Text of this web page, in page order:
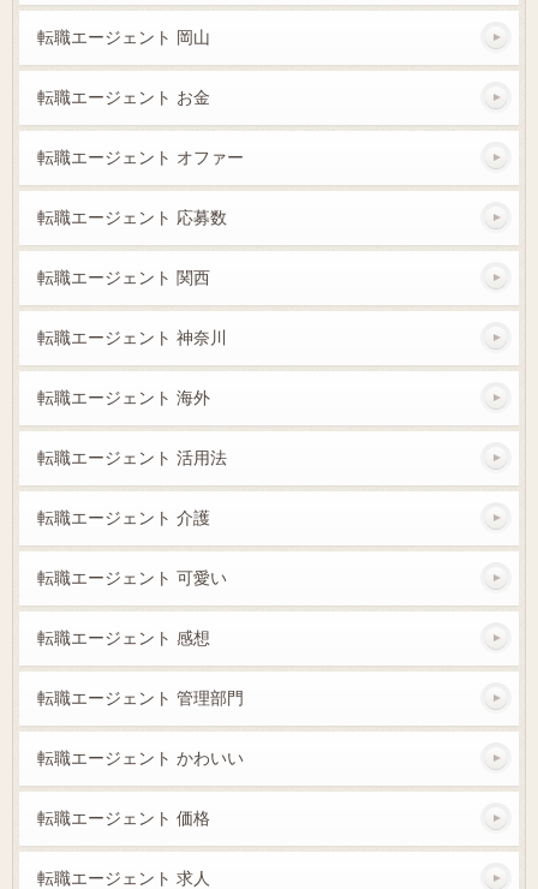
転職エージェント 岡山
転職エージェント お金
転職エージェント オファー
転職エージェント 応募数
転職エージェント 関西
転職エージェント 神奈川
転職エージェント 海外
転職エージェント 活用法
転職エージェント 介護
転職エージェント 可愛い
転職エージェント 感想
転職エージェント 管理部門
転職エージェント かわいい
転職エージェント 価格
転職エージェント 求人